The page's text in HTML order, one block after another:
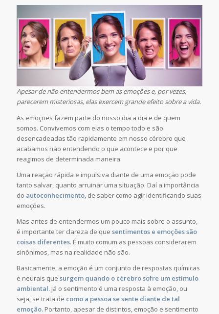
Apesar de não entendermos bem as emoções e, por vezes,
parecerem misteriosas, elas exercem grande efeito sobre a vida.
As emoções fazem parte do nosso dia a dia e de quem
somos. Convivemos com elas o tempo todo e são
desencadeadas tão rapidamente em nosso cérebro que
acabamos não entendendo o que acontece e por que
reagimos de determinada maneira.
Uma reação rápida e impulsiva diante de uma emoção pode
tanto salvar, quanto arruinar uma situação. Daí a importância
do autoconhecimento, de saber como agir identificando suas
emoções.
Mas antes de entendermos um pouco mais sobre o assunto,
é importante ter clareza de que sentimentos e emoções são
coisas diferentes. É muito comum as pessoas considerarem
sinônimos, mas na realidade não são.
Basicamente, a emoção é um conjunto de respostas químicas
e neurais que surgem quando o cérebro sofre um estímulo
ambiental.Já o sentimento é uma resposta à emoção, ou
seja, se trata de como a pessoa se sente diante de tal
emoção. Portanto, apesar de distintos, emoção e sentimento